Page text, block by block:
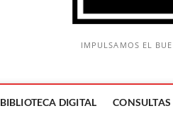
IMPULSAMOS EL
BIBLIOTECA DIGITAL CONSULTAS